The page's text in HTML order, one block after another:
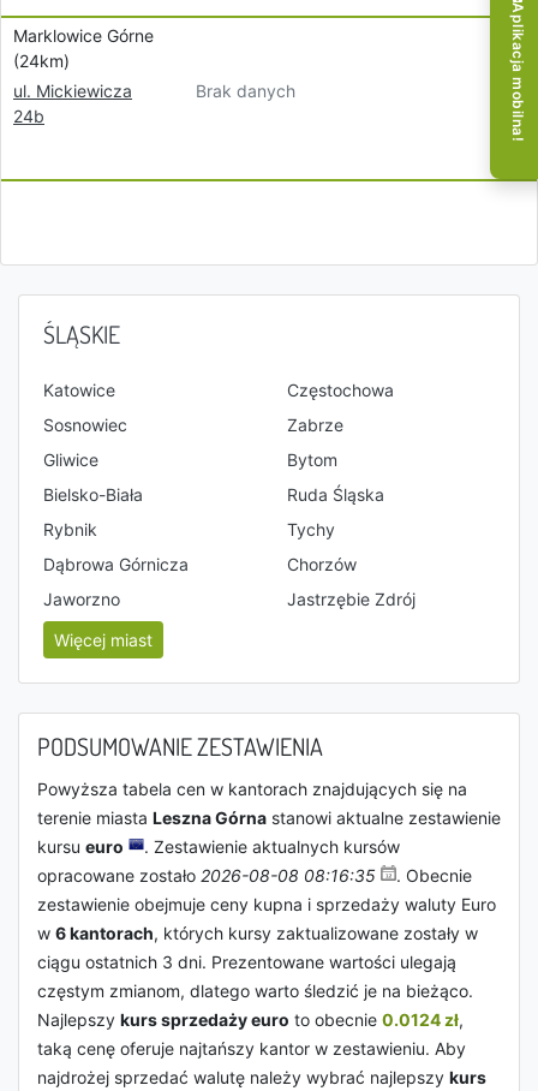
Marklowice Górne
(24km)
ul. Mickiewicza
24b
Brak danych
ŚLĄSKIE
Katowice
Częstochowa
Sosnowiec
Zabrze
Gliwice
Bytom
Bielsko-Biała
Ruda Śląska
Rybnik
Tychy
Dąbrowa Górnicza
Chorzów
Jaworzno
Jastrzębie Zdrój
Więcej miast
PODSUMOWANIE ZESTAWIENIA
Powyższa tabela cen w kantorach znajdujących się na
terenie miasta Leszna Górna stanowi aktualne zestawienie
kursu euro
. Zestawienie aktualnych kursów
opracowane zostało 2026-08-08 08:16:35
. Obecnie
zestawienie obejmuje ceny kupna i sprzedaży waluty Euro
w 6 kantorach, których kursy zaktualizowane zostały w
ciągu ostatnich 3 dni. Prezentowane wartości ulegają
częstym zmianom, dlatego warto śledzić je na bieżąco.
Najlepszy kurs sprzedaży euro to obecnie 0.0124 zł,
taką cenę oferuje najtańszy kantor w zestawieniu. Aby
najdrożej sprzedać walutę należy wybrać najlepszy kurs
Aplikacja mobilna!